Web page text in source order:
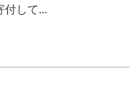
付して...